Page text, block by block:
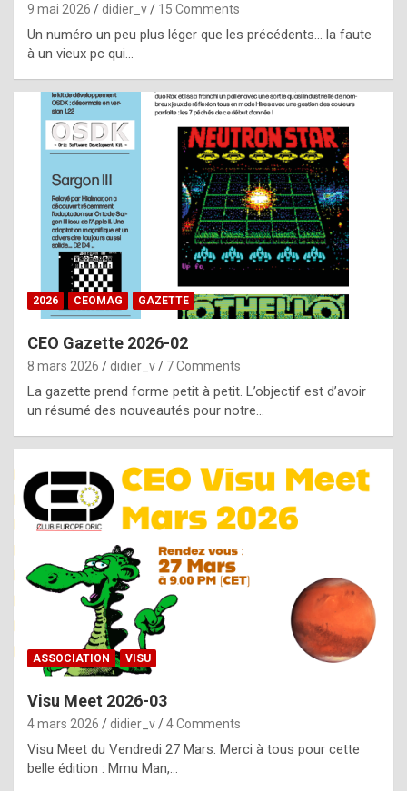
e
f
o
m
m
a
y
b
e
b
y
g
e
n
u
i
n
e
R
o
p
l
9 mai 2026 didier_v 15 Comments
Un numéro un peu plus léger que les précédents… la faute
à un vieux pc qui…
2026 CEOMAG GAZETTE
CEO Gazette 2026-02
8 mars 2026 didier_v 7 Comments
La gazette prend forme petit à petit. L’objectif est d’avoir
un résumé des nouveautés pour notre…
ASSOCIATION VISU
Visu Meet 2026-03
4 mars 2026 didier_v 4 Comments
Visu Meet du Vendredi 27 Mars. Merci à tous pour cette
belle édition : Mmu Man,…